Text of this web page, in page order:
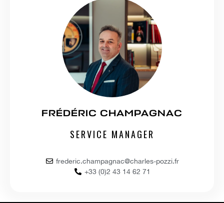
FRÉDÉRIC CHAMPAGNAC
SERVICE MANAGER
frederic.champagnac@charles-pozzi.fr
+33 (0)2 43 14 62 71